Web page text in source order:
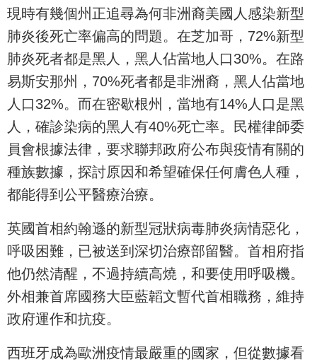
現時有幾個州正追尋為何非洲裔美國人感染新型
肺炎後死亡率偏高的問題。在芝加哥，72%新型
肺炎死者都是黑人，黑人佔當地人口30%。在路
易斯安那州，70%死者都是非洲裔，黑人佔當地
人口32%。而在密歇根州，當地有14%人口是黑
人，確診染病的黑人有40%死亡率。民權律師委
員會根據法律，要求聯邦政府公布與疫情有關的
種族數據，探討原因和希望確保任何膚色人種，
都能得到公平醫療治療。
英國首相約翰遜的新型冠狀病毒肺炎病情惡化，
呼吸困難，已被送到深切治療部留醫。首相府指
他仍然清醒，不過持續高燒，和要使用呼吸機。
外相兼首席國務大臣藍韜文暫代首相職務，維持
政府運作和抗疫。
西班牙成為歐洲疫情最嚴重的國家，但從數據看